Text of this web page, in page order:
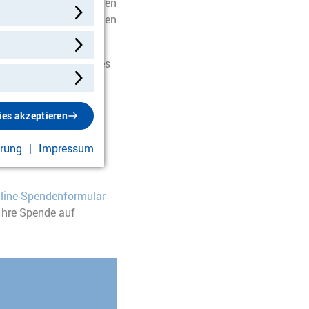
dass Kinder in allen
über die Rechte des
Spendenformular
Spende auf
akzeptieren
Impressum